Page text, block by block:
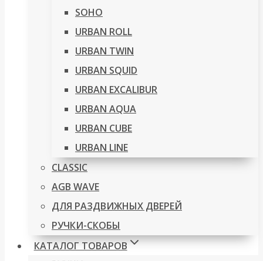
SOHO
URBAN ROLL
URBAN TWIN
URBAN SQUID
URBAN EXCALIBUR
URBAN AQUA
URBAN CUBE
URBAN LINE
CLASSIC
AGB WAVE
ДЛЯ РАЗДВИЖНЫХ ДВЕРЕЙ
РУЧКИ-СКОБЫ
КАТАЛОГ ТОВАРОВ